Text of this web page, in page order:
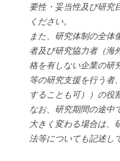
要性・妥当性及び研究
ください。
また、研究体制の全体
者及び研究協力者（海
格を有しない企業の研
等の研究支援を行う者
することも可））の役
なお、研究期間の途中
大きく変わる場合は、
法等についても記述し